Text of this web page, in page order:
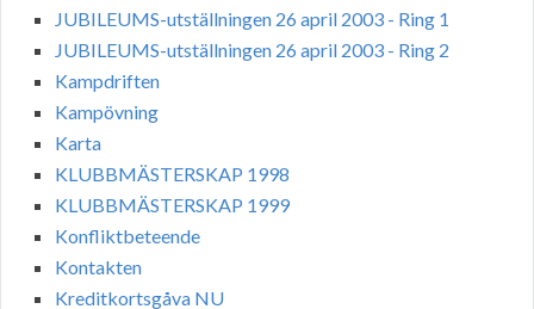
JUBILEUMS-utställningen 26 april 2003 - Ring 1
JUBILEUMS-utställningen 26 april 2003 - Ring 2
Kampdriften
Kampövning
Karta
KLUBBMÄSTERSKAP 1998
KLUBBMÄSTERSKAP 1999
Konfliktbeteende
Kontakten
Kreditkortsgåva NU